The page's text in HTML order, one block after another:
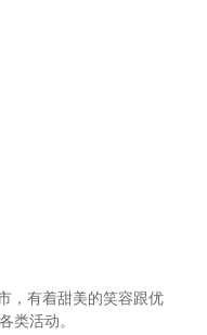
，有着甜美的笑容跟优
类活动。